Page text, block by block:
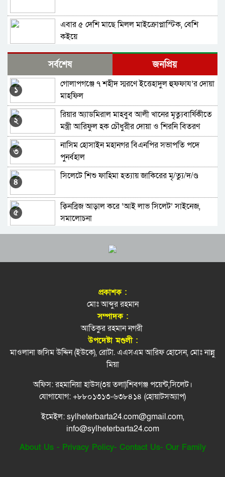
এবার ৫ দেশি মাছে মিলল মাইক্রোপ্লাস্টিক, বেশি
কইয়ে
জ্বালানি সংকট থেকে উত্তরণে সময় লাগবে: সিলেটে
বাণিজ্য মন্ত্রী
অহেতুক ইস্যু বানালে পলাতক স্বৈরাচারের পুনরুত্থানের
পথ সুগম হবে: প্রধানমন্ত্রী
জুলাই হত্যাকাণ্ডের বিচার: ট্রাইব্যুনালে ৬১ জনের সাজা
ডেঙ্গু রোগী বেশি হবিগঞ্জে কম মৌলভীবাজারে
জুলাই গণঅভ্যুত্থান: ছাত্র-জনতার বিজয়ের দিন আজ
নগর উন্নয়নে সমন্বিতভাবে কাজ করতে হবে:
উচ্চপর্যায়ের সভায় বাণিজ্যমন্ত্রী
করছে সরকার: প্রধানমন্ত্রী
সিলেটে ডিবি পরিচয়ে অপহরণের চেষ্টা, আটক ১
আগস্টের শেষ সপ্তাহে মালয়েশিয়ার শ্রমবাজার খুলবে
সর্বশেষ জনপ্রিয়
১
গোলাপগঞ্জে ৭ শহীদ স্মরণে ইত্তেহাদুল হুফফায’র দোয়া
মাহফিল
২
রিয়ার অ্যাডমিরাল মাহবুব আলী খানের মৃত্যুবার্ষিকীতে
মন্ত্রী আরিফুল হক চৌধুরীর দোয়া ও শিরনি বিতরণ
৩
নাসিম হোসাইন মহানগর বিএনপির সভাপতি পদে
পুনর্বহাল
৪
সিলেটে শিশু ফাহিমা হত্যায় জাকিরের মৃ/ত্যু/দ/ণ্ড
৫
ক্বিনব্রিজ আড়াল করে ‘আই লাভ সিলেট’ সাইনেজ,
সমালোচনা
স্বর্ণের দামে বড় লাফ, ভরি ছাড়াল সোয়া ২ লাখ
জ্বালানি সংকট থেকে উত্তরণে সময় লাগবে: সিলেটে
বাণিজ্য মন্ত্রী
জৈন্তাপুরে জুলাই গণঅভ্যুত্থান দিবস পালিত
ফেঞ্চুগঞ্জে সড়ক দুর্ঘটনায় মোটরসাইকেল আরোহির
হাম উপসর্গে সিলেটে আরও ২ শিশুর মৃত্যু
অহেতুক ইস্যু বানালে পলাতক স্বৈরাচারের পুনরুত্থানের
পথ সুগম হবে: প্রধানমন্ত্রী
জুলাই হত্যাকাণ্ডের বিচার: ট্রাইব্যুনালে ৬১ জনের সাজা
প্রকাশক :
মোঃ আব্দুর রহমান
সম্পাদক :
আতিকুর রহমান নগরী
উপদেষ্টা মণ্ডলী :
মাওলানা জসিম উদ্দিন (ইউকে), রোটা. এএসএম আরিফ হোসেন, মোঃ নান্নু
মিয়া
অফিস: রহমানিয়া হাউস(৩য় তলা)শিবগঞ্জ পয়েন্ট,সিলেট।
যোগাযোগ: +৮৮০১৩১৩-৬৩৮৪১৪ (হোয়াটসঅ্যাপ)
ইমেইল: sylheterbarta24.com@gmail.com,
info@sylheterbarta24.com
About Us- Privacy Policy- Contact Us- Our Family